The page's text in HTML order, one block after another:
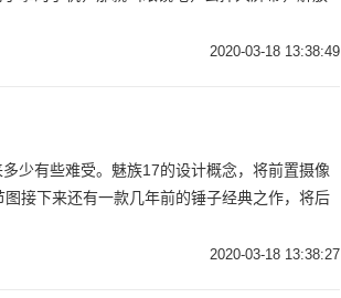
2020-03-18 13:38:49
少有些难受。魅族17的设计概念，将前置摄像
接下来还有一款几年前的锤子经典之作，将后
2020-03-18 13:38:27